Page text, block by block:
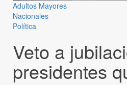
Adultos Mayores
Nacionales
Política
Veto a
presidentes